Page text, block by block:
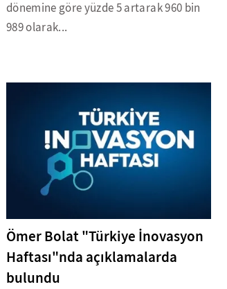
dönemine göre yüzde 5 artarak 960 bin
989 olarak...
Ömer Bolat "Türkiye İnovasyon
Haftası"nda açıklamalarda
bulundu